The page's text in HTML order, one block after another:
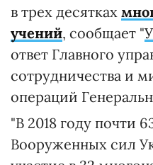
в трех десятках
учений, сообщает "
ответ Главного
сотрудничества и
операций
"В 2018 году почти
Вооруженных сил